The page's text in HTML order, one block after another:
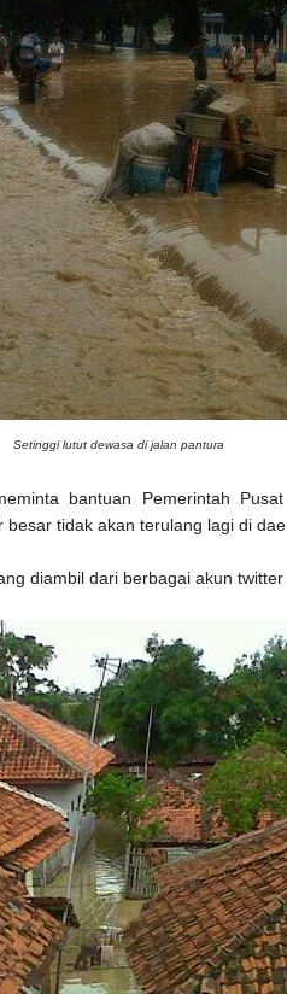
Setinggi lutut dewasa di jalan pantura
bantuan Pemerintah
tidak akan terulang lagi di
diambil dari berbagai akun twitter